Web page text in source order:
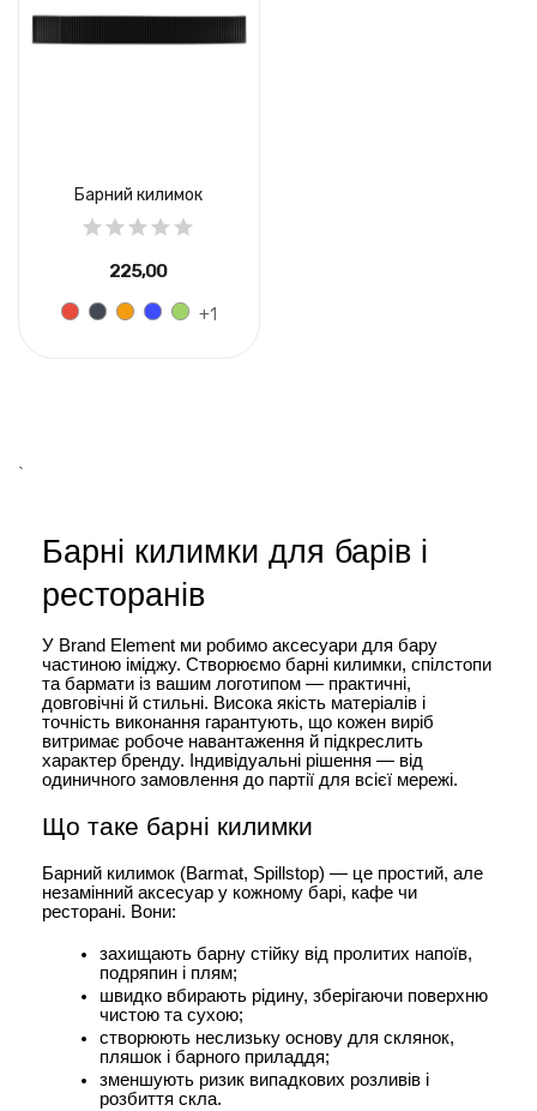
Барний килимок
225,00 ₴
+1
`
Барні килимки для барів і
ресторанів
У Brand Element ми робимо аксесуари для бару
частиною іміджу. Створюємо барні килимки, спілстопи
та бармати із вашим логотипом — практичні,
довговічні й стильні. Висока якість матеріалів і
точність виконання гарантують, що кожен виріб
витримає робоче навантаження й підкреслить
характер бренду. Індивідуальні рішення — від
одиничного замовлення до партії для всієї мережі.
Що таке барні килимки
Барний килимок (Barmat, Spillstop) — це простий, але
незамінний аксесуар у кожному барі, кафе чи
ресторані. Вони:
захищають барну стійку від пролитих напоїв,
подряпин і плям;
швидко вбирають рідину, зберігаючи поверхню
чистою та сухою;
створюють неслизьку основу для склянок,
пляшок і барного приладдя;
зменшують ризик випадкових розливів і
розбиття скла.